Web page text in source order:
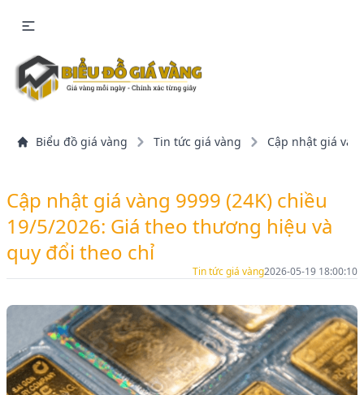
Biểu đồ giá vàng Tin tức giá vàng Cập nhật giá
Cập nhật giá vàng 9999 (24K) chiều
19/5/2026: Giá theo thương hiệu và
quy đổi theo chỉ
Tin tức giá vàng2026-05-19 18:00:10